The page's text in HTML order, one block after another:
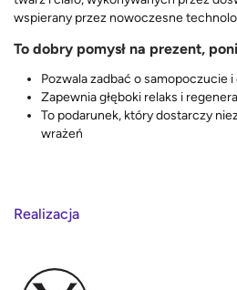
wspierany przez nowoczesne
To dobry pomysł na prezent,
Pozwala zadbać o samopoczucie
Zapewnia głęboki relaks i
To podarunek, który dostarczy
wrażeń
Realizacja